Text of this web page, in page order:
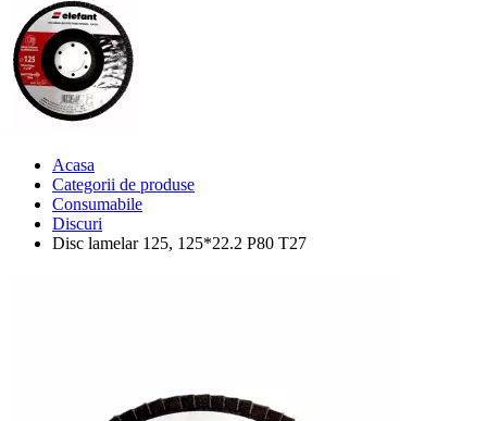
Acasa
Categorii de produse
Consumabile
Discuri
Disc lamelar 125, 125*22.2 P80 T27